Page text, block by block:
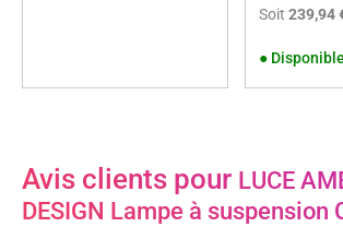
Soit 239,94
● Disponible
Avis clients pour LUCE
DESIGN Lampe à suspension